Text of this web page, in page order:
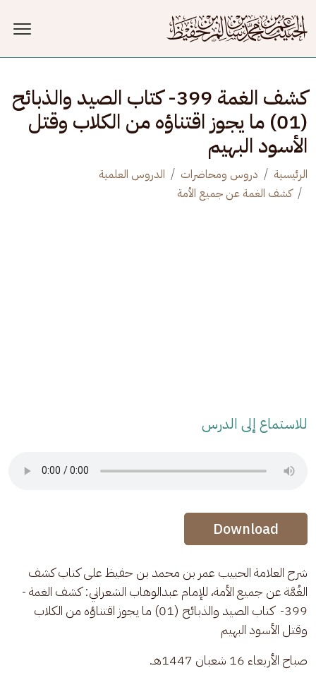
كشف الغمة 399- كتاب الصيد والذبائح
(01) ما يجوز اقتناؤه من الكلاب وقتل
الأسود البهيم
الرئيسية دروس ومحاضرات
الدروس العلمية
كشف الغمة عن جميع الأمة
للاستماع إلى الدرس
Audio Stream
Audio Stream
Download
شرح العلامة الحبيب عمر بن محمد بن حفيظ على كتاب كشف
الغُمَّة عن جميع الأمة، للإمام عبدالوهاب الشعراني: كشف الغمة -
399-  كتاب الصيد والذبائح (01) ما يجوز اقتناؤه من الكلاب
وقتل الأسود البهيم
صباح الأربعاء 16 شعبان 1447هـ.